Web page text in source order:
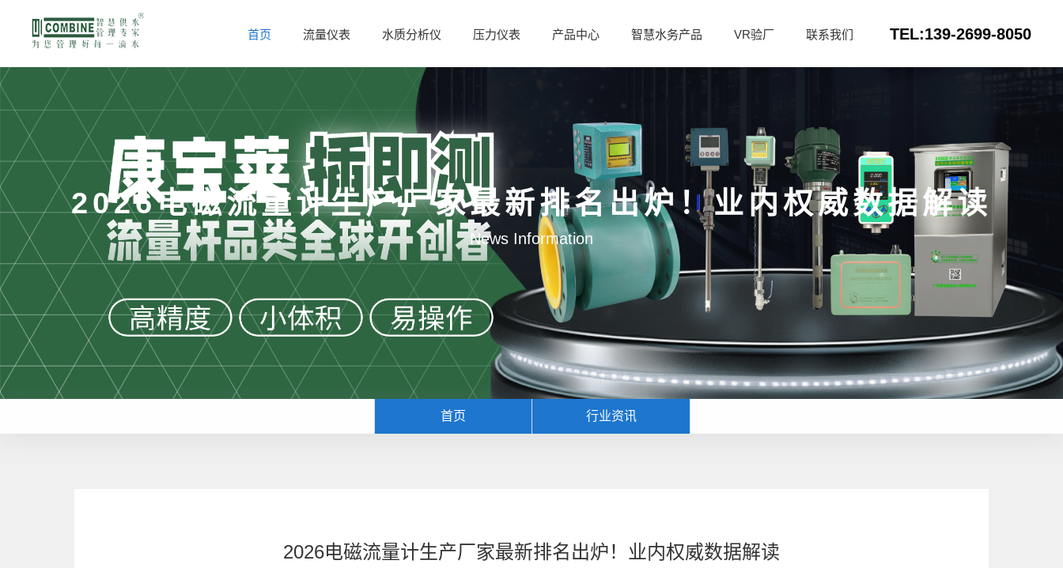
首页 流量仪表 水质分析仪 压力仪表 产品中心 智慧水务产品 VR验厂 联系我们 TEL:139-2699-8050
2026电磁流量计生产厂家最新排名出炉！业内权威数据解读
News Information
首页 行业资讯
2026电磁流量计生产厂家最新排名出炉！业内权威数据解读